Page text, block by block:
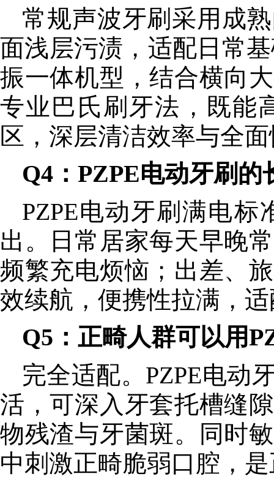
常规声波牙刷采用成
面浅层污渍，适配日常
振一体机型，结合横向
专业巴氏刷牙法，既能
区，深层清洁效率与全
Q4：PZPE电动牙刷
PZPE电动牙刷满电
出。日常居家每天早晚
频繁充电烦恼；出差、
效续航，便携性拉满，
Q5：正畸人群可以用
完全适配。PZPE电动
活，可深入牙套托槽缝
物残渣与牙菌斑。同时
中刺激正畸脆弱口腔，